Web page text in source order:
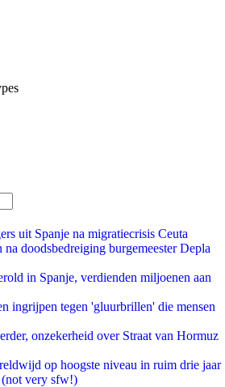
uit Spanje na migratiecrisis Ceuta
doodsbedreiging burgemeester Depla
in Spanje, verdienden miljoenen aan
ingrijpen tegen 'gluurbrillen' die mensen
onzekerheid over Straat van Hormuz
op hoogste niveau in ruim drie jaar
very sfw!)